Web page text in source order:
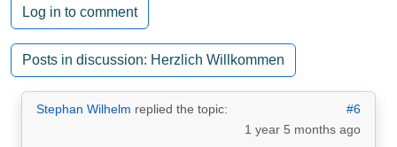
Log in to comment
Posts in discussion: Herzlich Willkommen
Stephan Wilhelm replied the topic:
#6
1 year 5 months ago